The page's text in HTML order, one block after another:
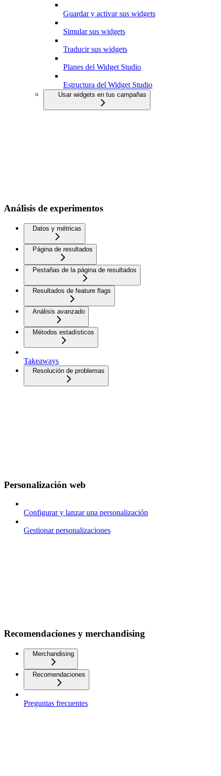
Guardar y activar sus widgets
Simular sus widgets
Traducir sus widgets
Planes del Widget Studio
Estructura del Widget Studio
Usar widgets en tus campañas
Análisis de experimentos
Datos y métricas
Página de resultados
Pestañas de la página de resultados
Resultados de feature flags
Análisis avanzado
Métodos estadísticos
Takeaways
Resolución de problemas
Personalización web
Configurar y lanzar una personalización
Gestionar personalizaciones
Recomendaciones y merchandising
Merchandising
Recomendaciones
Preguntas frecuentes